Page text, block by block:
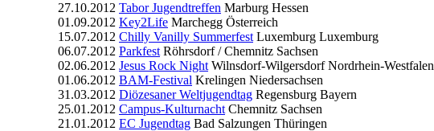
27.10.2012 Tabor Jugendtreffen Marburg Hessen
01.09.2012 Key2Life Marchegg Österreich
15.07.2012 Chilly Vanilly Summerfest Luxemburg Luxemburg
06.07.2012 Parkfest Röhrsdorf / Chemnitz Sachsen
02.06.2012 Jesus Rock Night Wilnsdorf-Wilgersdorf Nordrhein-Westfalen
01.06.2012 BAM-Festival Krelingen Niedersachsen
31.03.2012 Diözesaner Weltjugendtag Regensburg Bayern
25.01.2012 Campus-Kulturnacht Chemnitz Sachsen
21.01.2012 EC Jugendtag Bad Salzungen Thüringen